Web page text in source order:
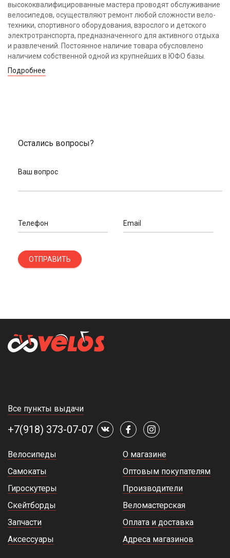
высококвалифицированные мастера проводят обслуживание
велосипедов, осуществляют ремонт любой сложности вело-
техники, спортивного оборудования, взрослого и детского
электротранспорта, предназначенного для активного отдыха
и развлечений. Постоянное наличие товара обусловлено
наличием собственной одной из крупнейших в ЮФО базы.
Подробнее
Остались вопросы?
Ваш вопрос
Телефон Email
ОТПРАВИТЬ
Все пункты выдачи
+7(918) 373-07-07
Велосипеды
Самокаты
Гироскутеры
Скейтборды
Запчасти
Аксессуары
О магазине
Оптовым покупателям
Производители
Веломастерская
Оплата и доставка
Адреса магазинов